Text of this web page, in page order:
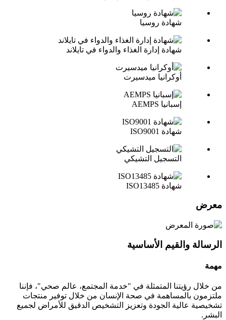
شهادة روسيا
شهادة إدارة الغذاء والدواء في تايلاند
أوكرانيا ميدسيرت
إسبانيا AEMPS
شهادة ISO9001
التسجيل التشيكي
شهادة ISO13485
معرض
الرسالة والقيم الأساسية
مهمة
من خلال رؤيتنا المتمثلة في "خدمة المجتمع، عالم صحي"، فإننا
ملتزمون بالمساهمة في صحة الإنسان من خلال توفير منتجات
تشخيصية عالية الجودة وتعزيز التشخيص الدقيق للأمراض لجميع
البشر.